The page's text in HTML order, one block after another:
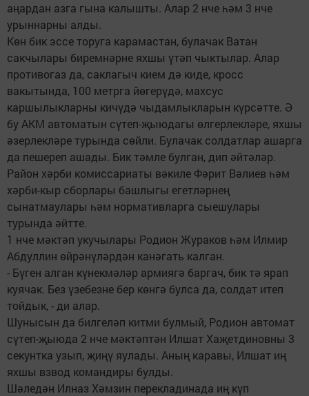
аңардан азга гына калышты. Алар 2 нче һәм 3 нче
урыннарны алды.
Көн бик эссе торуга карамастан, булачак Ватан
сакчылары биремнәрне яхшы үтәп чыктылар. Алар
противогаз да, саклагыч кием дә киде, кросс
вакытында, 100 метрга йөгерүдә, махсус
каршылыкларны кичүдә чыдамлыкларын күрсәтте. Ә
бу АКМ автоматын сүтеп-җыюдагы өлгерлекләре, яхшы
әзерлекләре турында сөйли. Булачак солдатлар ашарга
да пешереп ашады. Бик тәмле булган, дип әйтәләр.
Район хәрби комиссариаты вәкиле Фәрит Вәлиев һәм
хәрби-кыр сборлары башлыгы егетләрнең
сынатмаулары һәм нормативларга сыешулары
турында әйтте.
1 нче мәктәп укучылары Родион Жураков һәм Илмир
Абдуллин өйрәнүләрдән канәгать калган.
- Бүген алган күнекмәләр армиягә баргач, бик тә ярап
куячак. Без үзебезне бер көнгә булса да, солдат итеп
тойдык, - ди алар.
Шунысын да билгеләп китми булмый, Родион автомат
сүтеп-җыюда 2 нче мәктәптән Илшат Хаҗетдиновны 3
секунтка узып, җиңү яулады. Аның каравы, Илшат иң
яхшы взвод командиры булды.
Шәледән Илназ Хәмзин перекладинада иң күп